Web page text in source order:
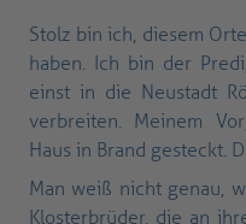
Stolz bin ich, diesem
haben. Ich bin der
einst in die Neustadt
verbreiten. Meinem
Haus in Brand gesteckt.
Man weiß nicht genau,
Klosterbrüder, die an